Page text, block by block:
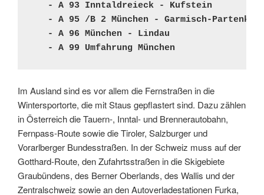
   - A 93 Inntaldreieck - Kufstein
- A 95 /B 2 München - Garmisch-
   - A 96 München - Lindau
   - A 99 Umfahrung München
Im Ausland sind es vor allem die Fernstraßen in die
Wintersportorte, die mit Staus gepflastert sind. Dazu zählen
in Österreich die Tauern-, Inntal- und Brennerautobahn,
Fernpass-Route sowie die Tiroler, Salzburger und
Vorarlberger Bundesstraßen. In der Schweiz muss auf der
Gotthard-Route, den Zufahrtsstraßen in die Skigebiete
Graubündens, des Berner Oberlands, des Wallis und der
Zentralschweiz sowie an den Autoverladestationen Furka,